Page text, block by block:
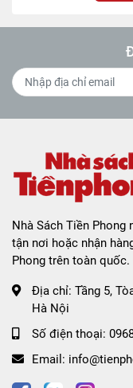
Nhà Sách Tiền Phong
tận nơi hoặc nhận
Phong trên toàn quốc.
Địa chỉ: Tầng 5,
Hà Nội
Số điện thoại:
Email: